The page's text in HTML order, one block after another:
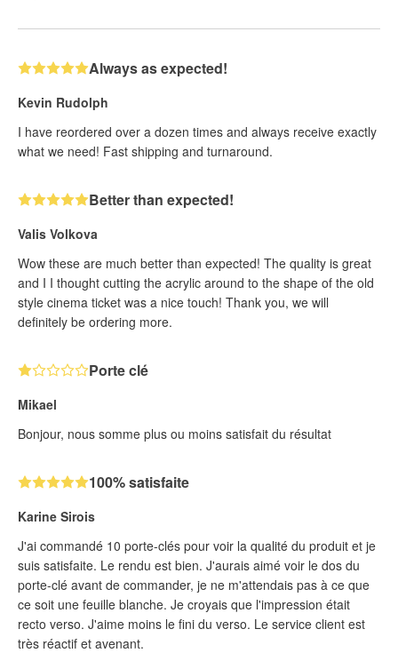
Always as expected!
Kevin Rudolph
I have reordered over a dozen times and always receive exactly
what we need! Fast shipping and turnaround.
Better than expected!
Valis Volkova
Wow these are much better than expected! The quality is great
and I I thought cutting the acrylic around to the shape of the old
style cinema ticket was a nice touch! Thank you, we will
definitely be ordering more.
Porte clé
Mikael
Bonjour, nous somme plus ou moins satisfait du résultat
100% satisfaite
Karine Sirois
J'ai commandé 10 porte-clés pour voir la qualité du produit et je
suis satisfaite. Le rendu est bien. J'aurais aimé voir le dos du
porte-clé avant de commander, je ne m'attendais pas à ce que
ce soit une feuille blanche. Je croyais que l'impression était
recto verso. J'aime moins le fini du verso. Le service client est
très réactif et avenant.